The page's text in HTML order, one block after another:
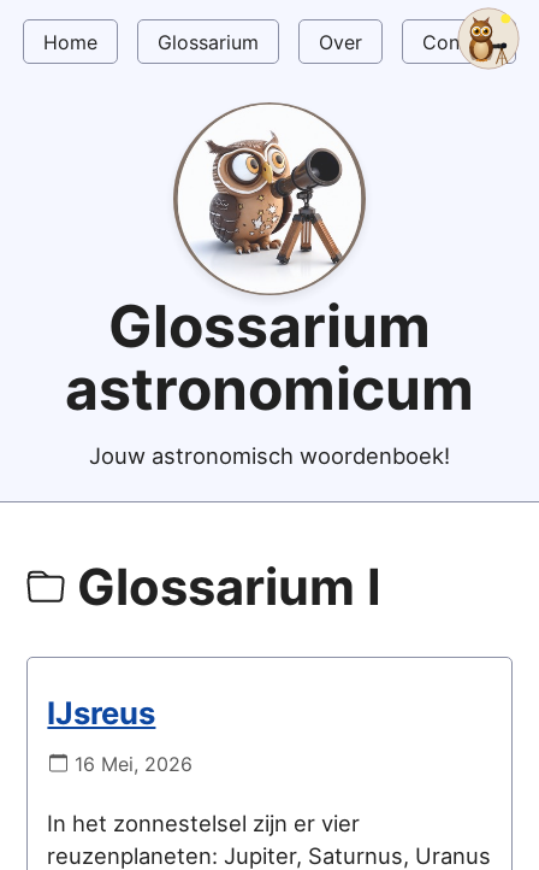
Home Glossarium Over Contact
Glossarium
astronomicum
Jouw astronomisch woordenboek!
Glossarium I
IJsreus
16 Mei, 2026
In het zonnestelsel zijn er vier
reuzenplaneten: Jupiter, Saturnus, Uranus